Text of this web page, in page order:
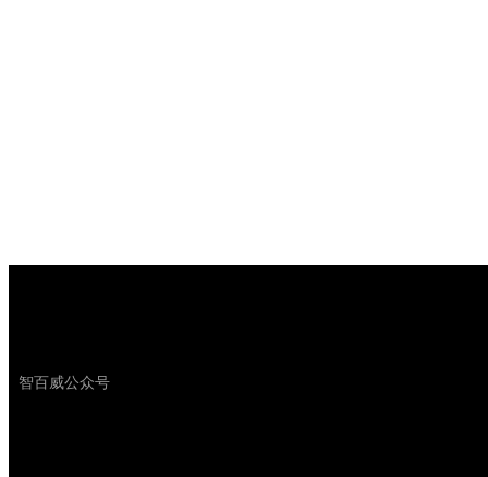
智百威公众号